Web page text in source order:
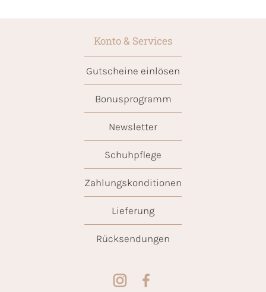
Konto & Services
Gutscheine einlösen
Bonusprogramm
Newsletter
Schuhpflege
Zahlungskonditionen
Lieferung
Rücksendungen